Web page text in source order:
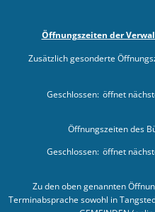
Öffnungszeiten der
Zusätzlich gesonderte
Klicken, um weitere
Geschlossen: öffnet
Öffnungszeiten des
Klicken, um weitere
Geschlossen: öffnet
Zu den oben genannten
Terminabsprache sowohl in